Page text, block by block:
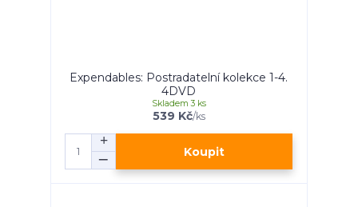
Expendables: Postradatelní kolekce 1-4.
4DVD
539 Kč/ks
Skladem 3 ks
Koupit